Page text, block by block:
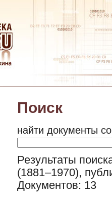
Поиск
найти документы
Результаты
(1881–1970),
Документов: 13